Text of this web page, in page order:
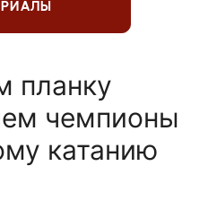
планку
чемпионы
катанию